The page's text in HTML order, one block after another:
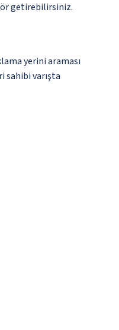
getirebilirsiniz.
yerini araması
sahibi varışta